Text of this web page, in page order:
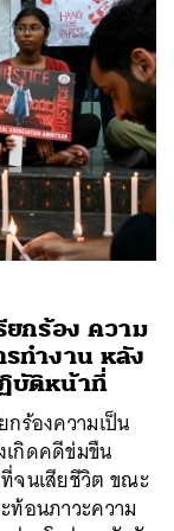
กร้อง ความ
ทำงาน หลัง
บัติหน้าที่
ร้องความเป็น
เกิดคดีข่มขืน
จนเสียชีวิต ขณะ
ท้อนภาวะความ